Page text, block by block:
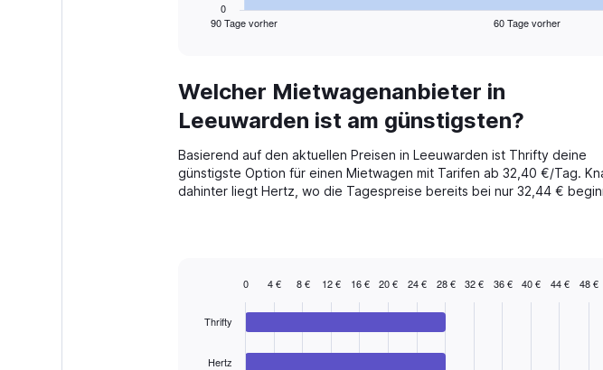
Range:
categories.
chart
has
1
to
90 Tage vorher 60 Tage vorher
0
End
Welcher Mietwagenanbieter in
Leeuwarden ist am günstigsten?
Basierend auf den aktuellen Preisen in Leeuwarden ist Thrifty deine
günstigste Option für einen Mietwagen mit Tarifen ab 32,40 €/Tag.
dahinter liegt Hertz, wo die Tagespreise bereits bei nur 32,44 €
with
Thrifty
Hertz
0 4 € 8 € 12 € 16 € 20 € 24 € 28 € 32 € 36 € 40 € 44 € 48 €